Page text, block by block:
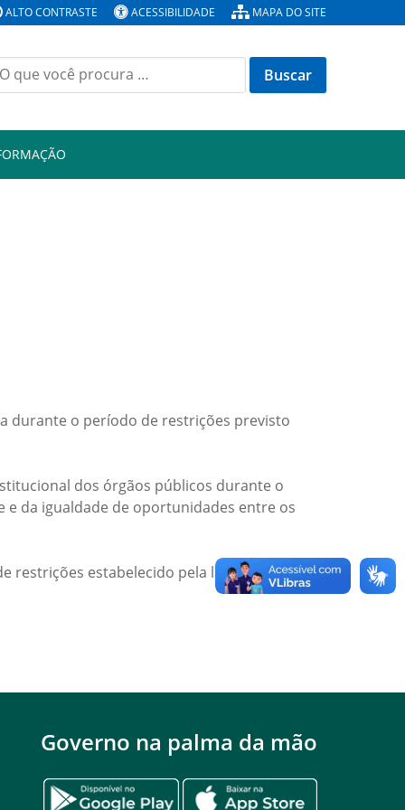
ALTO CONTRASTE ACESSIBILIDADE MAPA DO SITE
durante o período de restrições previsto
dos órgãos públicos durante o
da igualdade de oportunidades entre os
restrições estabelecido pela legislação
Governo na palma da mão